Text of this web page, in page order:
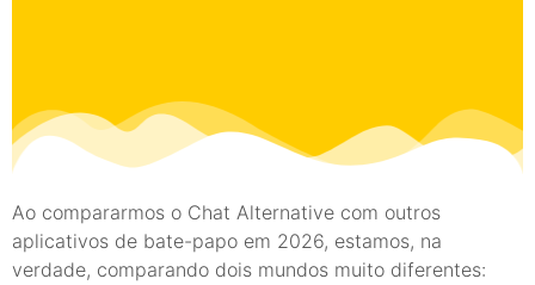
Ao compararmos o Chat Alternative com outros
aplicativos de bate-papo em 2026, estamos, na
verdade, comparando dois mundos muito diferentes: